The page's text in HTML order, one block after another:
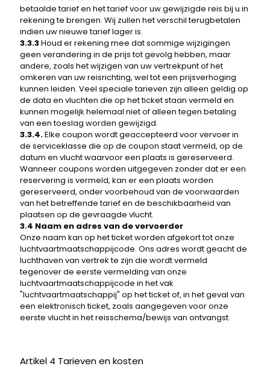
betaalde tarief en het tarief voor uw gewijzigde reis bij u in
rekening te brengen. Wij zullen het verschil terugbetalen
indien uw nieuwe tarief lager is.
3.3.3Houd er rekening mee dat sommige wijzigingen
geen verandering in de prijs tot gevolg hebben, maar
andere, zoals het wijzigen van uw vertrekpunt of het
omkeren van uw reisrichting, wel tot een prijsverhoging
kunnen leiden. Veel speciale tarieven zijn alleen geldig op
de data en vluchten die op het ticket staan ​​vermeld en
kunnen mogelijk helemaal niet of alleen tegen betaling
van een toeslag worden gewijzigd.
3.3.4.Elke coupon wordt geaccepteerd voor vervoer in
de serviceklasse die op de coupon staat vermeld, op de
datum en vlucht waarvoor een plaats is gereserveerd.
Wanneer coupons worden uitgegeven zonder dat er een
reservering is vermeld, kan er een plaats worden
gereserveerd, onder voorbehoud van de voorwaarden
van het betreffende tarief en de beschikbaarheid van
plaatsen op de gevraagde vlucht.
3.4 Naam en adres van de vervoerder
Onze naam kan op het ticket worden afgekort tot onze
luchtvaartmaatschappijcode. Ons adres wordt geacht de
luchthaven van vertrek te zijn die wordt vermeld
tegenover de eerste vermelding van onze
luchtvaartmaatschappijcode in het vak
"luchtvaartmaatschappij" op het ticket of, in het geval van
een elektronisch ticket, zoals aangegeven voor onze
eerste vlucht in het reisschema/bewijs van ontvangst.
Artikel 4 Tarieven en kosten